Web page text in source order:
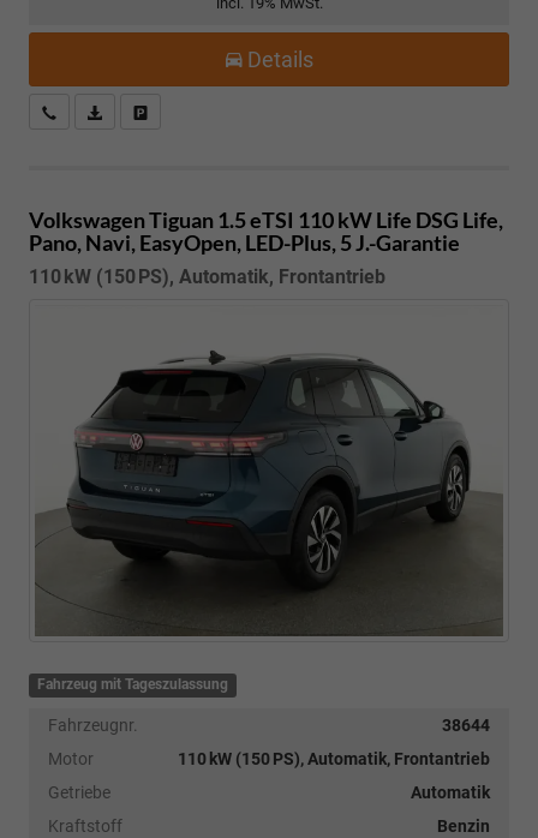
Details
Kostenloser Rückruf-Service
PDF-Datei, Fahrzeugexposé drucken
Volkswagen Tiguan1.5 eTSI 110 kW Life DSG Life,
Pano, Navi, EasyOpen, LED-Plus, 5 J.-Garantie
110 kW (150 PS), Automatik, Frontantrieb
Fahrzeug mit Tageszulassung
Fahrzeugnr.
38644
Motor
110 kW (150 PS), Automatik, Frontantrieb
Getriebe
Automatik
Kraftstoff
Benzin